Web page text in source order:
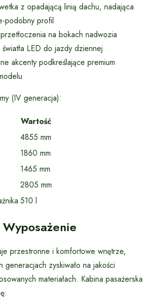
z opadającą linią dachu, nadająca
podobny profil
na bokach nadwozia
LED do jazdy dziennej
akcenty podkreślające premium
(IV generacja):
Wartość
4855 mm
1860 mm
1465 mm
2805 mm
510 l
przestronne i komfortowe wnętrze,
generacjach zyskiwało na jakości
materiałach. Kabina pasażerska